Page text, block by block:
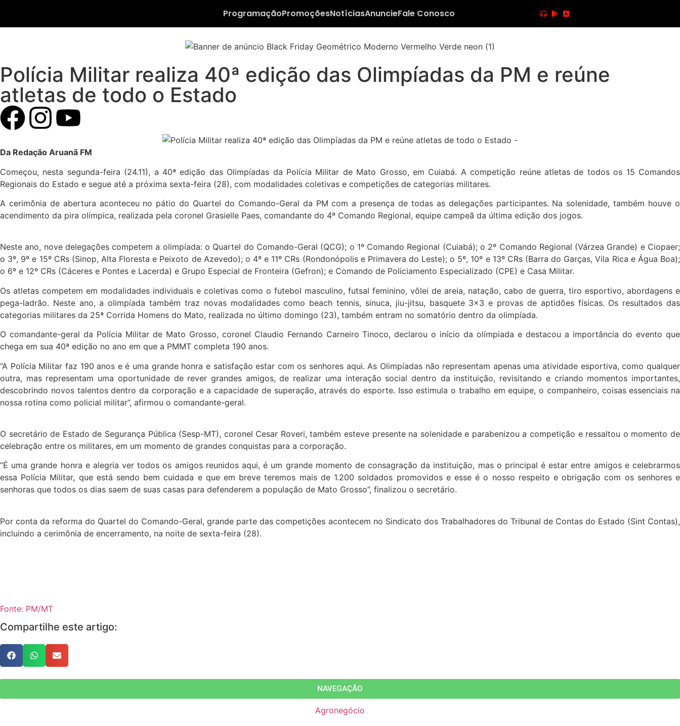
ProgramaçãoPromoçõesNotíciasAnuncieFale Conosco
Polícia Militar realiza 40ª edição das Olimpíadas da PM e reúne
atletas de todo o Estado
Da Redação Aruanã FM
Começou, nesta segunda-feira (24.11), a 40ª edição das Olimpíadas da Polícia Militar de Mato Grosso, em Cuiabá. A competição reúne atletas de todos os 15 Comandos
Regionais do Estado e segue até a próxima sexta-feira (28), com modalidades coletivas e competições de categorias militares.
A cerimônia de abertura aconteceu no pátio do Quartel do Comando-Geral da PM com a presença de todas as delegações participantes. Na solenidade, também houve o
acendimento da pira olímpica, realizada pela coronel Grasielle Paes, comandante do 4º Comando Regional, equipe campeã da última edição dos jogos.
Neste ano, nove delegações competem a olimpíada: o Quartel do Comando-Geral (QCG); o 1º Comando Regional (Cuiabá); o 2º Comando Regional (Várzea Grande) e Ciopaer;
o 3º, 9º e 15º CRs (Sinop, Alta Floresta e Peixoto de Azevedo); o 4º e 11º CRs (Rondonópolis e Primavera do Leste); o 5º, 10º e 13º CRs (Barra do Garças, Vila Rica e Água Boa);
o 6º e 12º CRs (Cáceres e Pontes e Lacerda) e Grupo Especial de Fronteira (Gefron); e Comando de Policiamento Especializado (CPE) e Casa Militar.
Os atletas competem em modalidades individuais e coletivas como o futebol masculino, futsal feminino, vôlei de areia, natação, cabo de guerra, tiro esportivo, abordagens e
pega-ladrão. Neste ano, a olimpíada também traz novas modalidades como beach tennis, sinuca, jiu-jitsu, basquete 3×3 e provas de aptidões físicas. Os resultados das
categorias militares da 25ª Corrida Homens do Mato, realizada no último domingo (23), também entram no somatório dentro da olimpíada.
O comandante-geral da Polícia Militar de Mato Grosso, coronel Claudio Fernando Carneiro Tinoco, declarou o início da olímpiada e destacou a importância do evento que
chega em sua 40ª edição no ano em que a PMMT completa 190 anos.
“A Polícia Militar faz 190 anos e é uma grande honra e satisfação estar com os senhores aqui. As Olimpíadas não representam apenas uma atividade esportiva, como qualquer
outra, mas representam uma oportunidade de rever grandes amigos, de realizar uma interação social dentro da instituição, revisitando e criando momentos importantes,
descobrindo novos talentos dentro da corporação e a capacidade de superação, através do esporte. Isso estimula o trabalho em equipe, o companheiro, coisas essenciais na
nossa rotina como policial militar”, afirmou o comandante-geral.
O secretário de Estado de Segurança Pública (Sesp-MT), coronel Cesar Roveri, também esteve presente na solenidade e parabenizou a competição e ressaltou o momento de
celebração entre os militares, em um momento de grandes conquistas para a corporação.
“É uma grande honra e alegria ver todos os amigos reunidos aqui, é um grande momento de consagração da instituição, mas o principal é estar entre amigos e celebrarmos
essa Polícia Militar, que está sendo bem cuidada e que em breve teremos mais de 1.200 soldados promovidos e esse é o nosso respeito e obrigação com os senhores e
senhoras que todos os dias saem de suas casas para defenderem a população de Mato Grosso”, finalizou o secretário.
Por conta da reforma do Quartel do Comando-Geral, grande parte das competições acontecem no Sindicato dos Trabalhadores do Tribunal de Contas do Estado (Sint Contas),
incluindo a cerimônia de encerramento, na noite de sexta-feira (28).
Fonte: PM/MT
Compartilhe este artigo:
NAVEGAÇÃO
Agronegócio